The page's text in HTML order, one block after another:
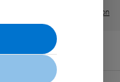
Visualizza tutte le collection